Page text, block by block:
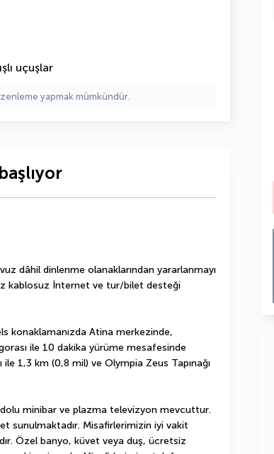
uçuşlar
yapmak mümkündür.
dâhil dinlenme olanaklarından yararlanmayı
kablosuz İnternet ve tur/bilet desteği
konaklamanızda Atina merkezinde,
ile 10 dakika yürüme mesafesinde
1,3 km (0,8 mil) ve Olympia Zeus Tapınağı
minibar ve plazma televizyon mevcuttur.
sunulmaktadır. Misafirlerimizin iyi vakit
Özel banyo, küvet veya duş, ücretsiz